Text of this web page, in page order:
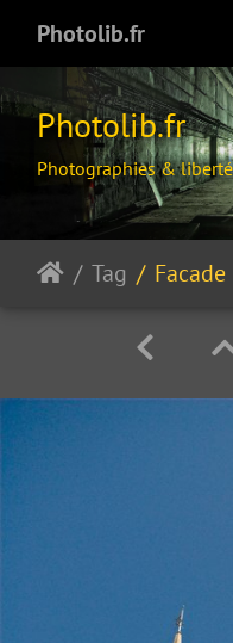
Photolib.fr
Photolib.fr
Photographies &
Tag Facade